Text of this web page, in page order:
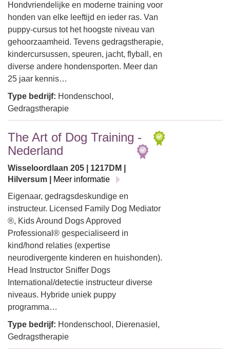
Hondvriendelijke en moderne training voor
honden van elke leeftijd en ieder ras. Van
puppy-cursus tot het hoogste niveau van
gehoorzaamheid. Tevens gedragstherapie,
kindercursussen, speuren, jacht, flyball, en
diverse andere hondensporten. Meer dan
25 jaar kennis…
Type bedrijf: Hondenschool,
Gedragstherapie
The Art of Dog Training -
Nederland
Wisseloordlaan 205 | 1217DM |
Hilversum |
Meer informatie
Eigenaar, gedragsdeskundige en
instructeur. Licensed Family Dog Mediator
®, Kids Around Dogs Approved
Professional® gespecialiseerd in
kind/hond relaties (expertise
neurodivergente kinderen en huishonden).
Head Instructor Sniffer Dogs
International/detectie instructeur diverse
niveaus. Hybride uniek puppy
programma…
Type bedrijf: Hondenschool, Dierenasiel,
Gedragstherapie